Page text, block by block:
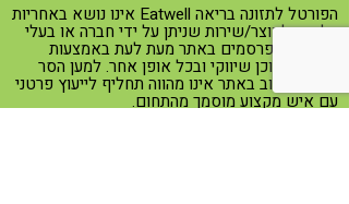
הפורטל לתזונה בריאה Eatwell אינו נושא באחריות
כלשהי למוצר/שירות שניתן על ידי חברה או בעלי
מקצוע המפרסמים באתר מעת לעת באמצעות
באנרים, תוכן שיווקי ובכל אופן אחר. למען הסר
ספק, הכתוב באתר אינו מהווה תחליף לייעוץ פרטני
עם איש מקצוע מוסמך מהתחום.